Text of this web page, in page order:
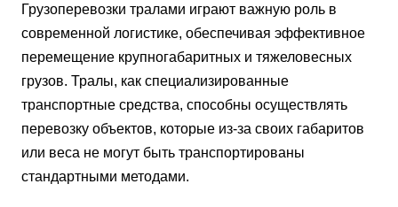
Грузоперевозки тралами играют важную роль в
современной логистике, обеспечивая эффективное
перемещение крупногабаритных и тяжеловесных
грузов. Тралы, как специализированные
транспортные средства, способны осуществлять
перевозку объектов, которые из-за своих габаритов
или веса не могут быть транспортированы
стандартными методами.